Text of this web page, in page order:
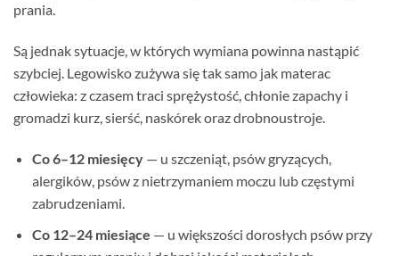
prania.
Są jednak sytuacje, w których wymiana powinna nastąpić
szybciej. Legowisko zużywa się tak samo jak materac
człowieka: z czasem traci sprężystość, chłonie zapachy i
gromadzi kurz, sierść, naskórek oraz drobnoustroje.
Co 6–12 miesięcy— u szczeniąt, psów gryzących,
alergików, psów z nietrzymaniem moczu lub częstymi
zabrudzeniami.
Co 12–24 miesiące — u większości dorosłych psów przy